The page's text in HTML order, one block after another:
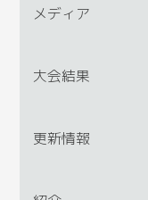
メディア
大会結果
更新情報